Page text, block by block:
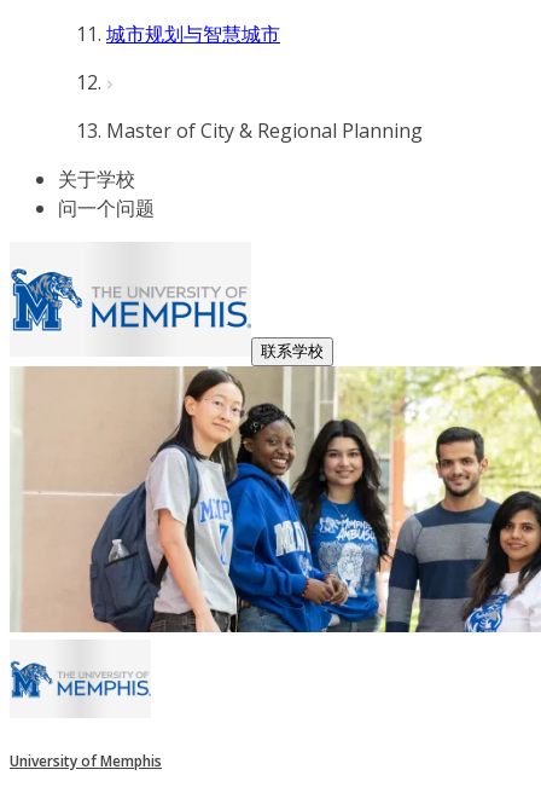
城市规划与智慧城市
Master of City & Regional Planning
关于学校
问一个问题
联系学校
University of Memphis